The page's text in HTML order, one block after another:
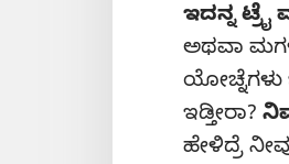
ಇದನ್ನ
ಅಥವಾ
ಯೋಚ್ನೆಗಳು
ಇಡ್ತೀರಾ?
ಹೇಳಿದ್ರೆ